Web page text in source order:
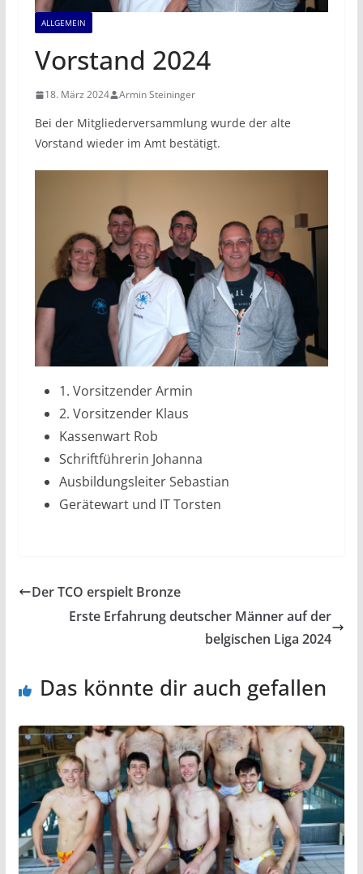
ALLGEMEIN
Vorstand 2024
18. März 2024 Armin Steininger
Bei der Mitgliederversammlung wurde der alte
Vorstand wieder im Amt bestätigt.
1. Vorsitzender Armin
2. Vorsitzender Klaus
Kassenwart Rob
Schriftführerin Johanna
Ausbildungsleiter Sebastian
Gerätewart und IT Torsten
Der TCO erspielt Bronze
Erste Erfahrung deutscher Männer auf der
belgischen Liga 2024
Das könnte dir auch gefallen